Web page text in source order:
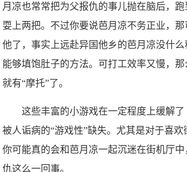
月凉也常常把为父报仇的事儿抛在脑后，
耍上两把。不过你要说芭月凉不务正业，
他了，事实上远赴异国他乡的芭月凉没什么
能够填饱肚子的方法。可打工效率又慢，
就有“摩托”了。
这些丰富的小游戏在一定程度上缓解了
被人诟病的“游戏性”缺失。尤其是对于喜欢
你可能真的会和芭月凉一起沉迷在街机厅
仇这么一回事。